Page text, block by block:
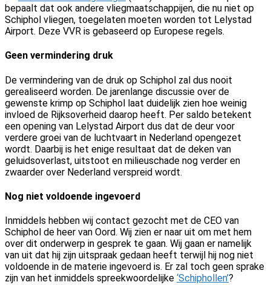
bepaalt dat ook andere vliegmaatschappijen, die nu niet op
Schiphol vliegen, toegelaten moeten worden tot Lelystad
Airport. Deze VVR is gebaseerd op Europese regels.
Geen vermindering druk
De vermindering van de druk op Schiphol zal dus nooit
gerealiseerd worden. De jarenlange discussie over de
gewenste krimp op Schiphol laat duidelijk zien hoe weinig
invloed de Rijksoverheid daarop heeft. Per saldo betekent
een opening van Lelystad Airport dus dat de deur voor
verdere groei van de luchtvaart in Nederland opengezet
wordt. Daarbij is het enige resultaat dat de deken van
geluidsoverlast, uitstoot en milieuschade nog verder en
zwaarder over Nederland verspreid wordt.
Nog niet voldoende ingevoerd
Inmiddels hebben wij contact gezocht met de CEO van
Schiphol de heer van Oord. Wij zien er naar uit om met hem
over dit onderwerp in gesprek te gaan. Wij gaan er namelijk
van uit dat hij zijn uitspraak gedaan heeft terwijl hij nog niet
voldoende in de materie ingevoerd is. Er zal toch geen sprake
zijn van het inmiddels spreekwoordelijke ‘Schiphollen’?